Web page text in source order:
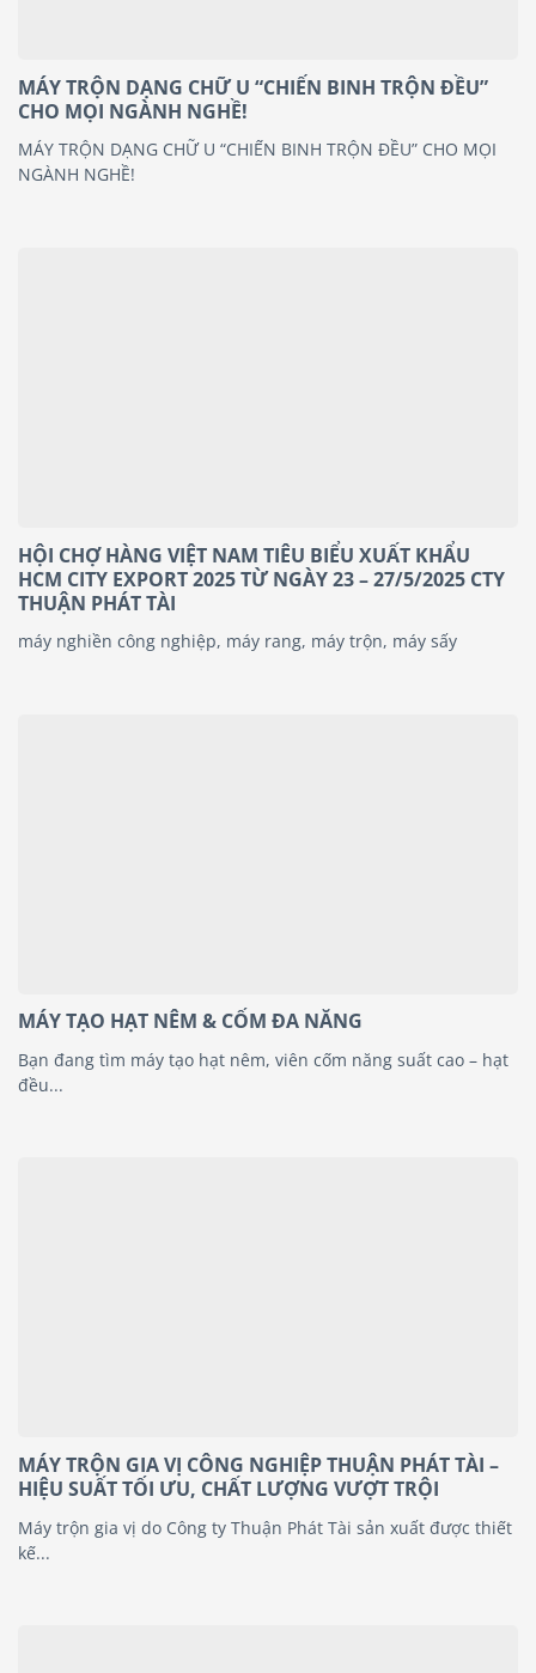
MÁY TRỘN DẠNG CHỮ U “CHIẾN BINH TRỘN ĐỀU”
CHO MỌI NGÀNH NGHỀ!
MÁY TRỘN DẠNG CHỮ U “CHIẾN BINH TRỘN ĐỀU” CHO MỌI
NGÀNH NGHỀ!
HỘI CHỢ HÀNG VIỆT NAM TIÊU BIỂU XUẤT KHẨU
HCM CITY EXPORT 2025 TỪ NGÀY 23 – 27/5/2025 CTY
THUẬN PHÁT TÀI
máy nghiền công nghiệp, máy rang, máy trộn, máy sấy
MÁY TẠO HẠT NÊM & CỐM ĐA NĂNG
Bạn đang tìm máy tạo hạt nêm, viên cốm năng suất cao – hạt
đều...
MÁY TRỘN GIA VỊ CÔNG NGHIỆP THUẬN PHÁT TÀI –
HIỆU SUẤT TỐI ƯU, CHẤT LƯỢNG VƯỢT TRỘI
Máy trộn gia vị do Công ty Thuận Phát Tài sản xuất được thiết
kế...